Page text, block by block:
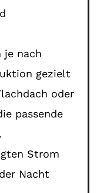
je nach
gezielt
oder
passende
Strom
Nacht